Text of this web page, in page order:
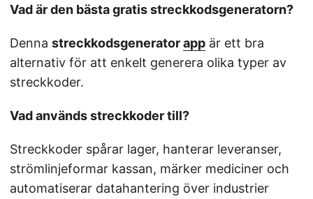
Vad är den bästa gratis streckkodsgeneratorn?
Denna streckkodsgeneratorapp är ett bra
alternativ för att enkelt generera olika typer av
streckkoder.
Vad används streckkoder till?
Streckkoder spårar lager, hanterar leveranser,
strömlinjeformar kassan, märker mediciner och
automatiserar datahantering över industrier